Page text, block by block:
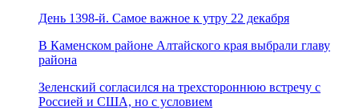
День 1398-й. Самое важное к утру 22 декабря
В Каменском районе Алтайского края выбрали главу
района
Зеленский согласился на трехстороннюю встречу с
Россией и США, но с условием